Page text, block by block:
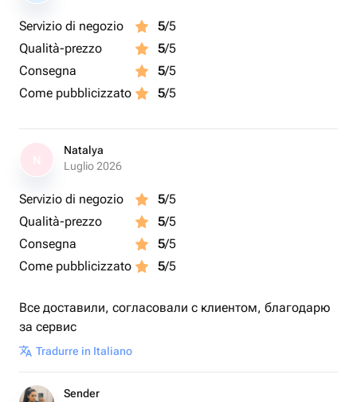
Servizio di negozio 5/5
Qualità-prezzo
5/5
Consegna
5/5
Come pubblicizzato
5/5
Natalya
Luglio 2026
Servizio di negozio 5/5
Qualità-prezzo
5/5
Consegna
5/5
Come pubblicizzato
5/5
Все доставили, согласовали с клиентом, благодарю
за сервис
Tradurre in Italiano
Sender